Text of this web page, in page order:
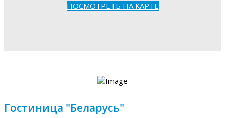
ПОСМОТРЕТЬ НА КАРТЕ
Гостиница "Беларусь"